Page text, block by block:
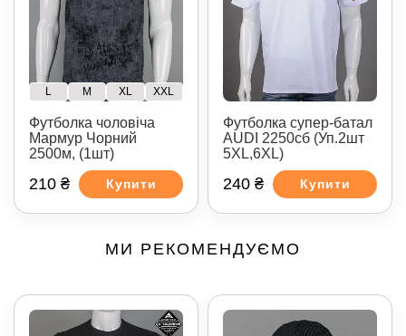
L M XL XXL
Футболка чоловіча
Мармур Чорний
2500м, (1шт)
210 ₴ Купити
Футболка супер-батал
AUDI 2250сб (Уп.2шт
5XL,6XL)
240 ₴ Купити
МИ РЕКОМЕНДУЄМО